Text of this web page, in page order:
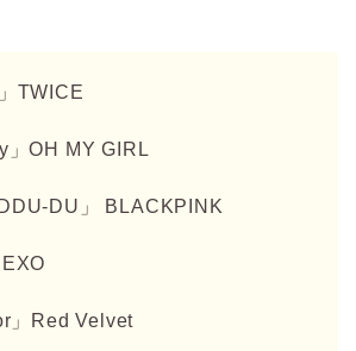
TWICE
」OH MY GIRL
DU」 BLACKPINK
」Red Velvet